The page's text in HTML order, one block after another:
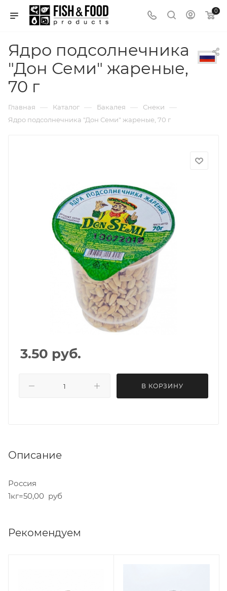
0
Ядро подсолнечника
"Дон Семи" жареные,
70 г
Главная — Каталог — Бакалея — Снеки —
Ядро подсолнечника "Дон Семи" жареные, 70 г
3.50 руб.
В КОРЗИНУ
Описание
Россия
1кг=50,00 руб
Рекомендуем